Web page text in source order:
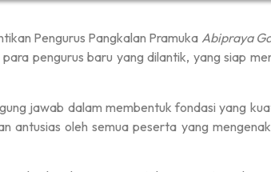
Pengurus Pangkalan Pramuka Abipraya
pengurus baru yang dilantik, yang siap
jawab dalam membentuk fondasi yang
antusias oleh semua peserta yang